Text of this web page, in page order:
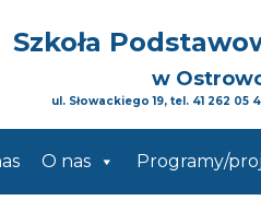
Szkoła
w
ul. Słowackiego 19, tel. 41 262
O nas Programy/